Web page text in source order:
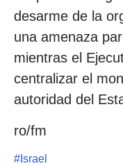
desarme de la
una amenaza
mientras el
centralizar el
autoridad del
ro/fm
# Israel